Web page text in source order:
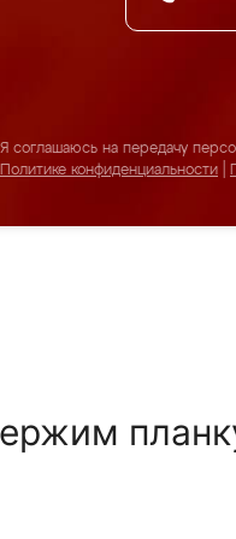
Я соглашаюсь на передачу
Политике конфиденциальности